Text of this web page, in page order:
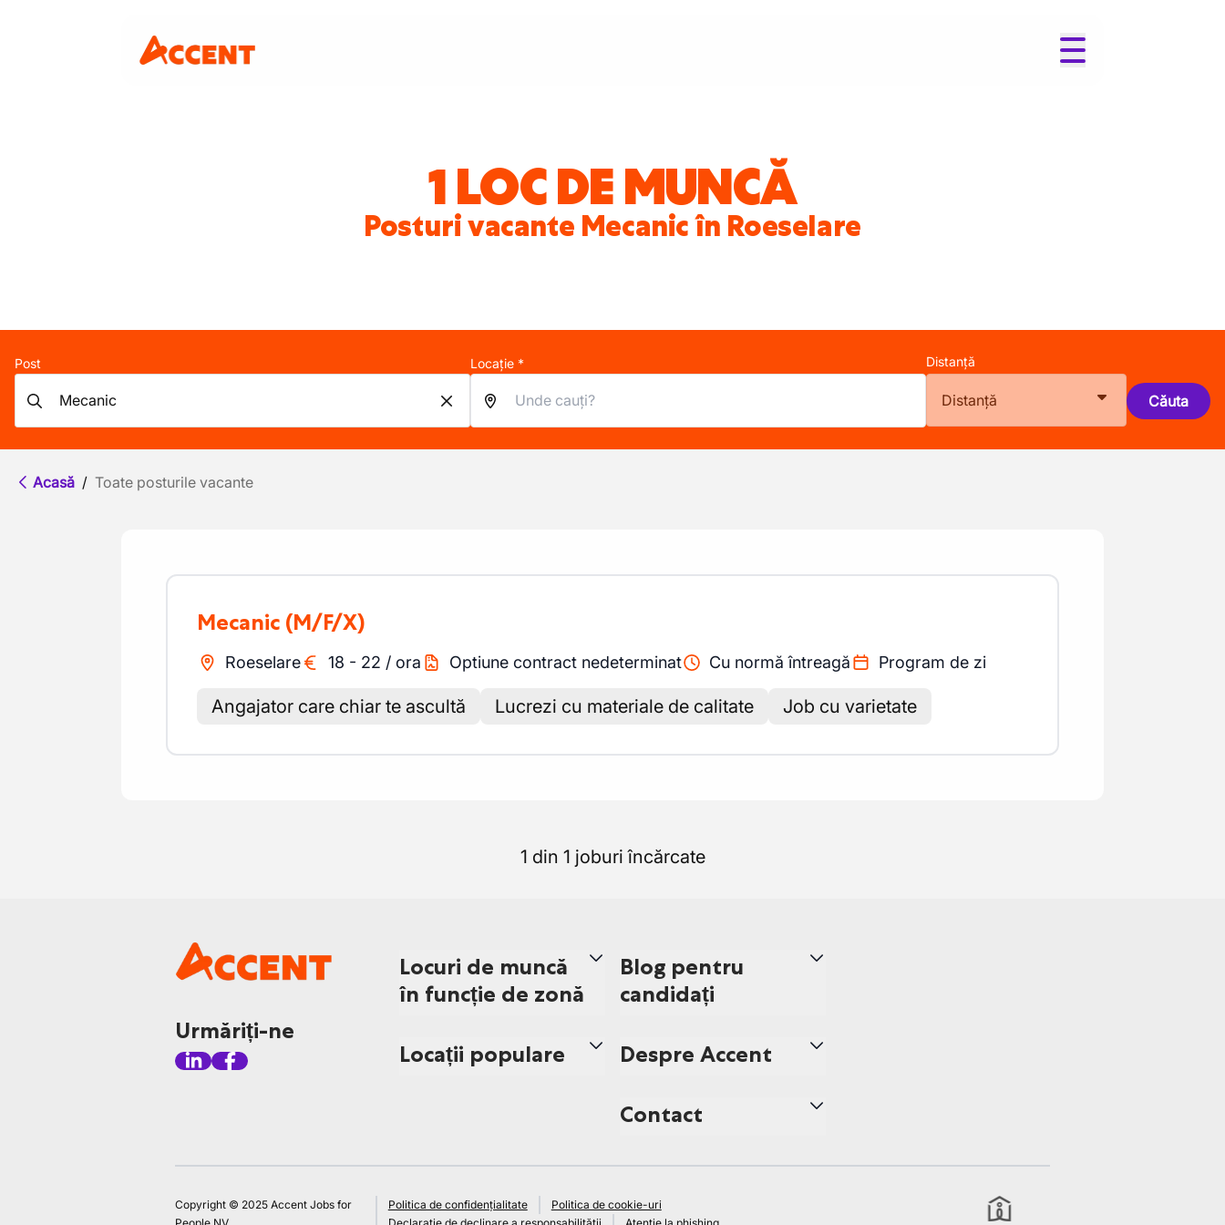
1 LOC DE MUNCĂ
Posturi vacante Mecanic în Roeselare
Post Locație * Distanță
Distanță Căuta
Acasă / Toate posturile vacante
Mecanic (M/F/X)
Roeselare 18 - 22 / ora Optiune contract nedeterminat Cu normă întreagă Program de zi
Angajator care chiar te ascultă Lucrezi cu materiale de calitate Job cu varietate
1 din 1 joburi încărcate
Urmăriți-ne
Locuri de muncă
în funcție de zonă
Locații populare
Blog pentru
candidați
Despre Accent
Contact
Copyright © 2025 Accent Jobs for
Politica de confidențialitate
Politica de cookie-uri